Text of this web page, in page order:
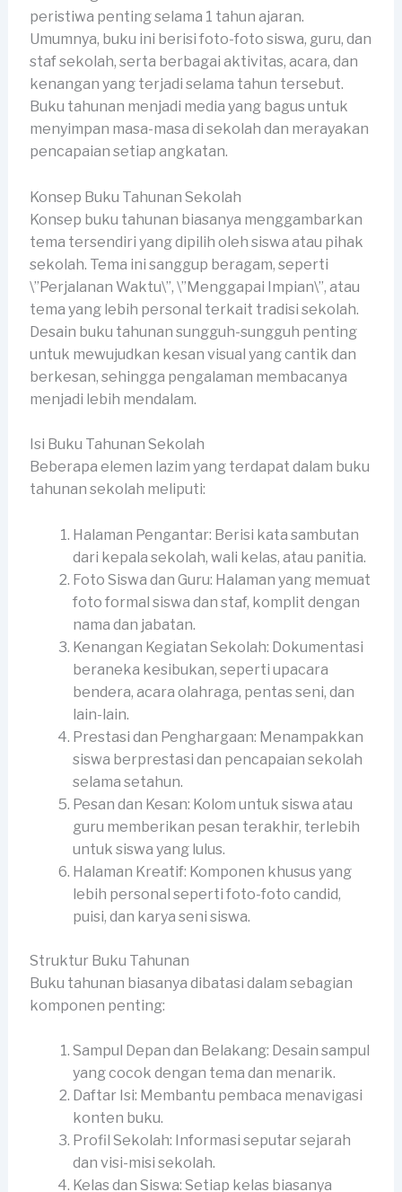
peristiwa penting selama 1 tahun ajaran.
Umumnya, buku ini berisi foto-foto siswa, guru, dan
staf sekolah, serta berbagai aktivitas, acara, dan
kenangan yang terjadi selama tahun tersebut.
Buku tahunan menjadi media yang bagus untuk
menyimpan masa-masa di sekolah dan merayakan
pencapaian setiap angkatan.
Konsep Buku Tahunan Sekolah
Konsep buku tahunan biasanya menggambarkan
tema tersendiri yang dipilih oleh siswa atau pihak
sekolah. Tema ini sanggup beragam, seperti
\”Perjalanan Waktu\”, \”Menggapai Impian\”, atau
tema yang lebih personal terkait tradisi sekolah.
Desain buku tahunan sungguh-sungguh penting
untuk mewujudkan kesan visual yang cantik dan
berkesan, sehingga pengalaman membacanya
menjadi lebih mendalam.
Isi Buku Tahunan Sekolah
Beberapa elemen lazim yang terdapat dalam buku
tahunan sekolah meliputi:
Halaman Pengantar: Berisi kata sambutan
dari kepala sekolah, wali kelas, atau panitia.
Foto Siswa dan Guru: Halaman yang memuat
foto formal siswa dan staf, komplit dengan
nama dan jabatan.
Kenangan Kegiatan Sekolah: Dokumentasi
beraneka kesibukan, seperti upacara
bendera, acara olahraga, pentas seni, dan
lain-lain.
Prestasi dan Penghargaan: Menampakkan
siswa berprestasi dan pencapaian sekolah
selama setahun.
Pesan dan Kesan: Kolom untuk siswa atau
guru memberikan pesan terakhir, terlebih
untuk siswa yang lulus.
Halaman Kreatif: Komponen khusus yang
lebih personal seperti foto-foto candid,
puisi, dan karya seni siswa.
Struktur Buku Tahunan
Buku tahunan biasanya dibatasi dalam sebagian
komponen penting:
Sampul Depan dan Belakang: Desain sampul
yang cocok dengan tema dan menarik.
Daftar Isi: Membantu pembaca menavigasi
konten buku.
Profil Sekolah: Informasi seputar sejarah
dan visi-misi sekolah.
Kelas dan Siswa: Setiap kelas biasanya